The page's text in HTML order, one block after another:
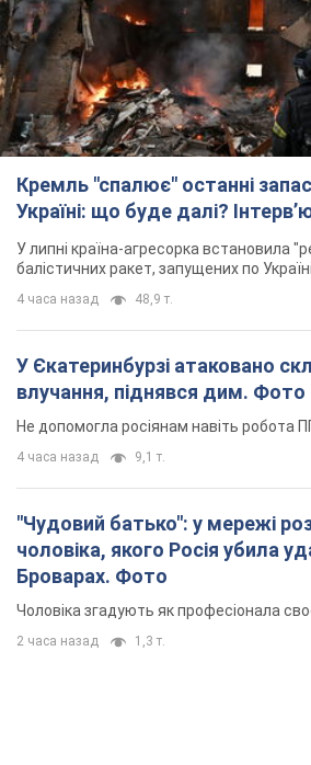
Кремль "спалює" останні
Україні: що буде далі?
У липні країна-агресорка встановила
балістичних ракет, запущених по Україні
4 часа назад 48,9 т.
У Єкатеринбурзі атаковано
влучання, піднявся дим. Фото
Не допомогла росіянам навіть робота
4 часа назад 9,1 т.
"Чудовий батько": у мережі
чоловіка, якого Росія убила
Броварах. Фото
Чоловіка згадують як професіонала
2 часа назад 1,3 т.